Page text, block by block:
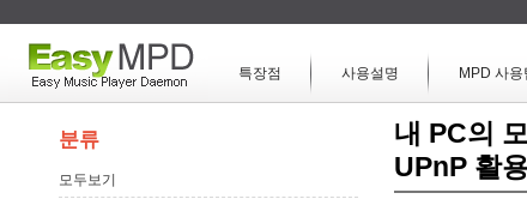
특장점 사용설명 MPD 사용
내 PC의
UPnP 활
분류
모두보기